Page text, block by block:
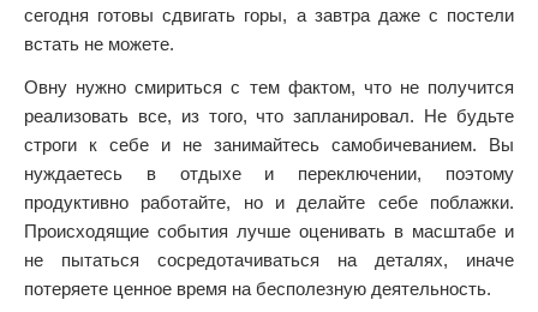
сегодня готовы сдвигать горы, а завтра даже с постели
встать не можете.
Овну нужно смириться с тем фактом, что не получится
реализовать все, из того, что запланировал. Не будьте
строги к себе и не занимайтесь самобичеванием. Вы
нуждаетесь в отдыхе и переключении, поэтому
продуктивно работайте, но и делайте себе поблажки.
Происходящие события лучше оценивать в масштабе и
не пытаться сосредотачиваться на деталях, иначе
потеряете ценное время на бесполезную деятельность.